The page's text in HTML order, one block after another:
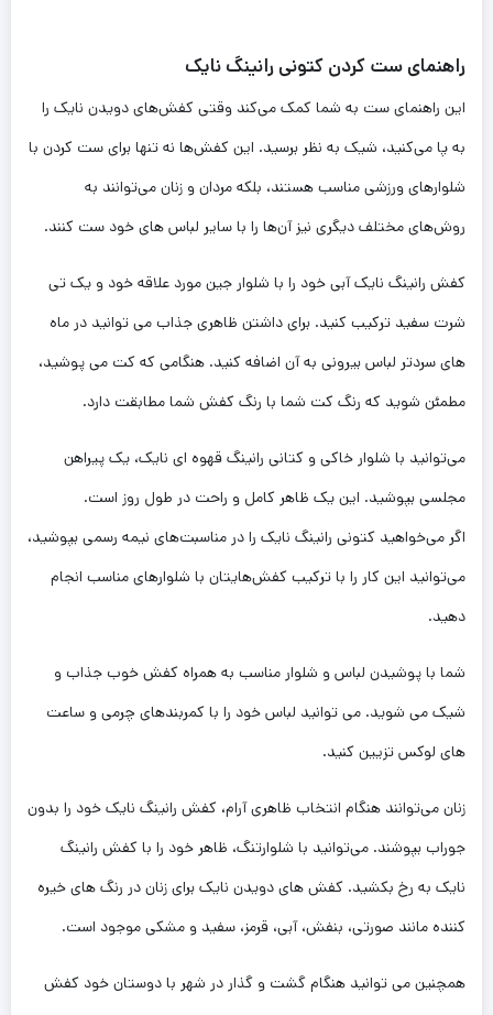
راهنمای ست کردن کتونی رانینگ نایک
این راهنمای ست به شما کمک می‌کند وقتی کفش‌های دویدن نایک را
به پا می‌کنید، شیک به نظر برسید. این کفش‌ها نه تنها برای ست کردن با
شلوارهای ورزشی مناسب هستند، بلکه مردان و زنان می‌توانند به
روش‌های مختلف دیگری نیز آن‌ها را با سایر لباس های خود ست کنند.
کفش رانینگ نایک آبی خود را با شلوار جین مورد علاقه خود و یک تی
شرت سفید ترکیب کنید. برای داشتن ظاهری جذاب می توانید در ماه
های سردتر لباس بیرونی به آن اضافه کنید. هنگامی که کت می پوشید،
مطمئن شوید که رنگ کت شما با رنگ کفش شما مطابقت دارد.
می‌توانید با شلوار خاکی و کتانی رانینگ قهوه ای نایک، یک پیراهن
مجلسی بپوشید. این یک ظاهر کامل و راحت در طول روز است.
اگر می‌خواهید کتونی رانینگ نایک را در مناسبت‌های نیمه رسمی بپوشید،
می‌توانید این کار را با ترکیب کفش‌هایتان با شلوارهای مناسب انجام
دهید.
شما با پوشیدن لباس و شلوار مناسب به همراه کفش خوب جذاب و
شیک می شوید. می توانید لباس خود را با کمربندهای چرمی و ساعت
های لوکس تزیین کنید.
زنان می‌توانند هنگام انتخاب ظاهری آرام، کفش رانینگ نایک خود را بدون
جوراب بپوشند. می‌توانید با شلوارتنگ، ظاهر خود را با کفش‌ رانینگ
نایک به رخ بکشید. کفش های دویدن نایک برای زنان در رنگ های خیره
کننده مانند صورتی، بنفش، آبی، قرمز، سفید و مشکی موجود است.
همچنین می توانید هنگام گشت و گذار در شهر با دوستان خود کفش